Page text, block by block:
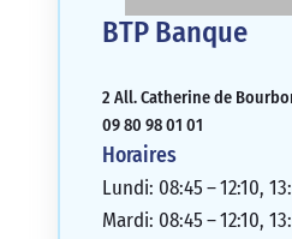
BTP Banque
2 All. Catherine de
09 80 98 01 01
Horaires
Lundi: 08:45 – 12:10,
Mardi: 08:45 – 12:10,